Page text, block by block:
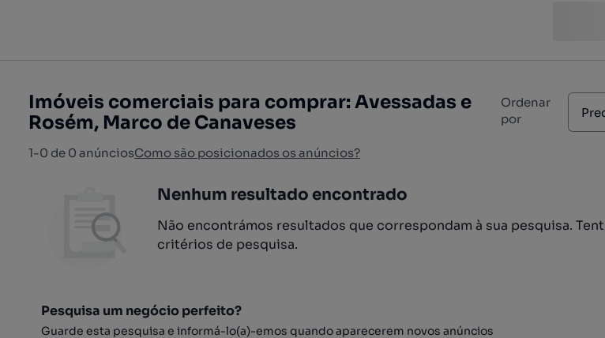
Imóveis comerciais para comprar: Avessadas e
Rosém, Marco de Canaveses
1-0 de 0 anúnciosComo são posicionados os anúncios?
Ordenar
por
Nenhum resultado encontrado
Não encontrámos resultados que correspondam à sua pesquisa.
critérios de pesquisa.
Pesquisa um negócio perfeito?
Guarde esta pesquisa e informá-lo(a)-emos quando aparecerem novos anúncios